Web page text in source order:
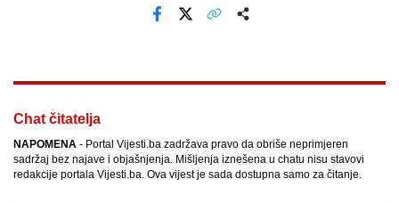
Chat čitatelja
NAPOMENA - Portal Vijesti.ba zadržava pravo da obriše neprimjeren
sadržaj bez najave i objašnjenja. Mišljenja iznešena u chatu nisu stavovi
redakcije portala Vijesti.ba. Ova vijest je sada dostupna samo za čitanje.